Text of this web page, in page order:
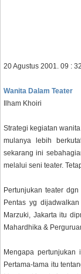
20 Agustus 2001. 09 :
Wanita Dalam Teater
Ilham Khoiri
Strategi kegiatan
mulanya lebih
sekarang ini
melalui seni teater.
Pertunjukan teater
Pentas yg
Marzuki, Jakarta itu
Mahardhika &
Mengapa pertunjukan
Pertama-tama itu